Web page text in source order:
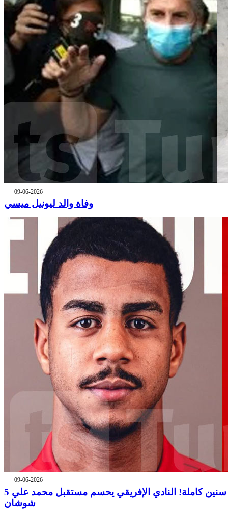
09-06-2026
وفاة والد ليونيل ميسي
09-06-2026
5 سنين كاملة! النادي الإفريقي يحسم مستقبل محمد علي
شوشان